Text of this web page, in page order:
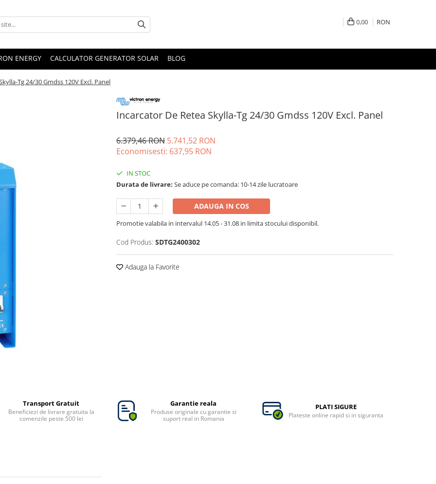
0,00 RON
ENERGY CALCULATOR GENERATOR SOLAR BLOG
Tg 24/30 Gmdss 120V Excl. Panel
Incarcator De Retea Skylla-Tg 24/30 Gmdss 120V Excl. Panel
6.379,46 RON 5.741,52 RON
Economisesti: 637,95 RON
IN STOC
Durata de livrare: Se aduce pe comanda: 10-14 zile lucratoare
ADAUGA IN COS
Promotie valabila in intervalul 14.05 - 31.08 in limita stocului disponibil.
Cod Produs: SDTG2400302
Adauga la Favorite
Transport Gratuit
Beneficiezi de livrare gratuita la
comenzile peste 500 lei
Garantie reala
Produse originale cu garantie si
suport real in Romania
PLATI SIGURE
Plateste online rapid si in siguranta